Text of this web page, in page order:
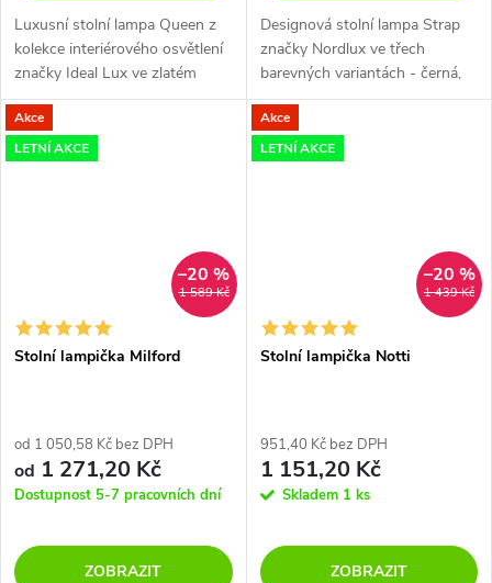
Luxusní stolní lampa Queen z
kolekce interiérového osvětlení
značky Ideal Lux ve zlatém
provedení perfektně nasvítí
tmavé kouty v obývacím pokoji,
ložnici či pracovně a nebo...
Designová stolní lampa Strap
značky Nordlux ve třech
barevných variantách - černá,
bílá a broušená ocel.
Akce
LETNÍ AKCE
1 589 Kč
–20 %
Stolní lampička Milford
od 1 050,58 Kč bez DPH
od 1 271,20 Kč
Dostupnost 5-7 pracovních dní
ZOBRAZIT
Akce
LETNÍ AKCE
1 439 Kč
–20 %
Stolní lampička Notti
951,40 Kč bez DPH
1 151,20 Kč
Skladem 1 ks
ZOBRAZIT